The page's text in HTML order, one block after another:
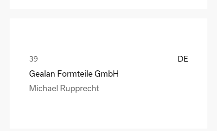
DE
Gealan Formteile GmbH
Michael Rupprecht